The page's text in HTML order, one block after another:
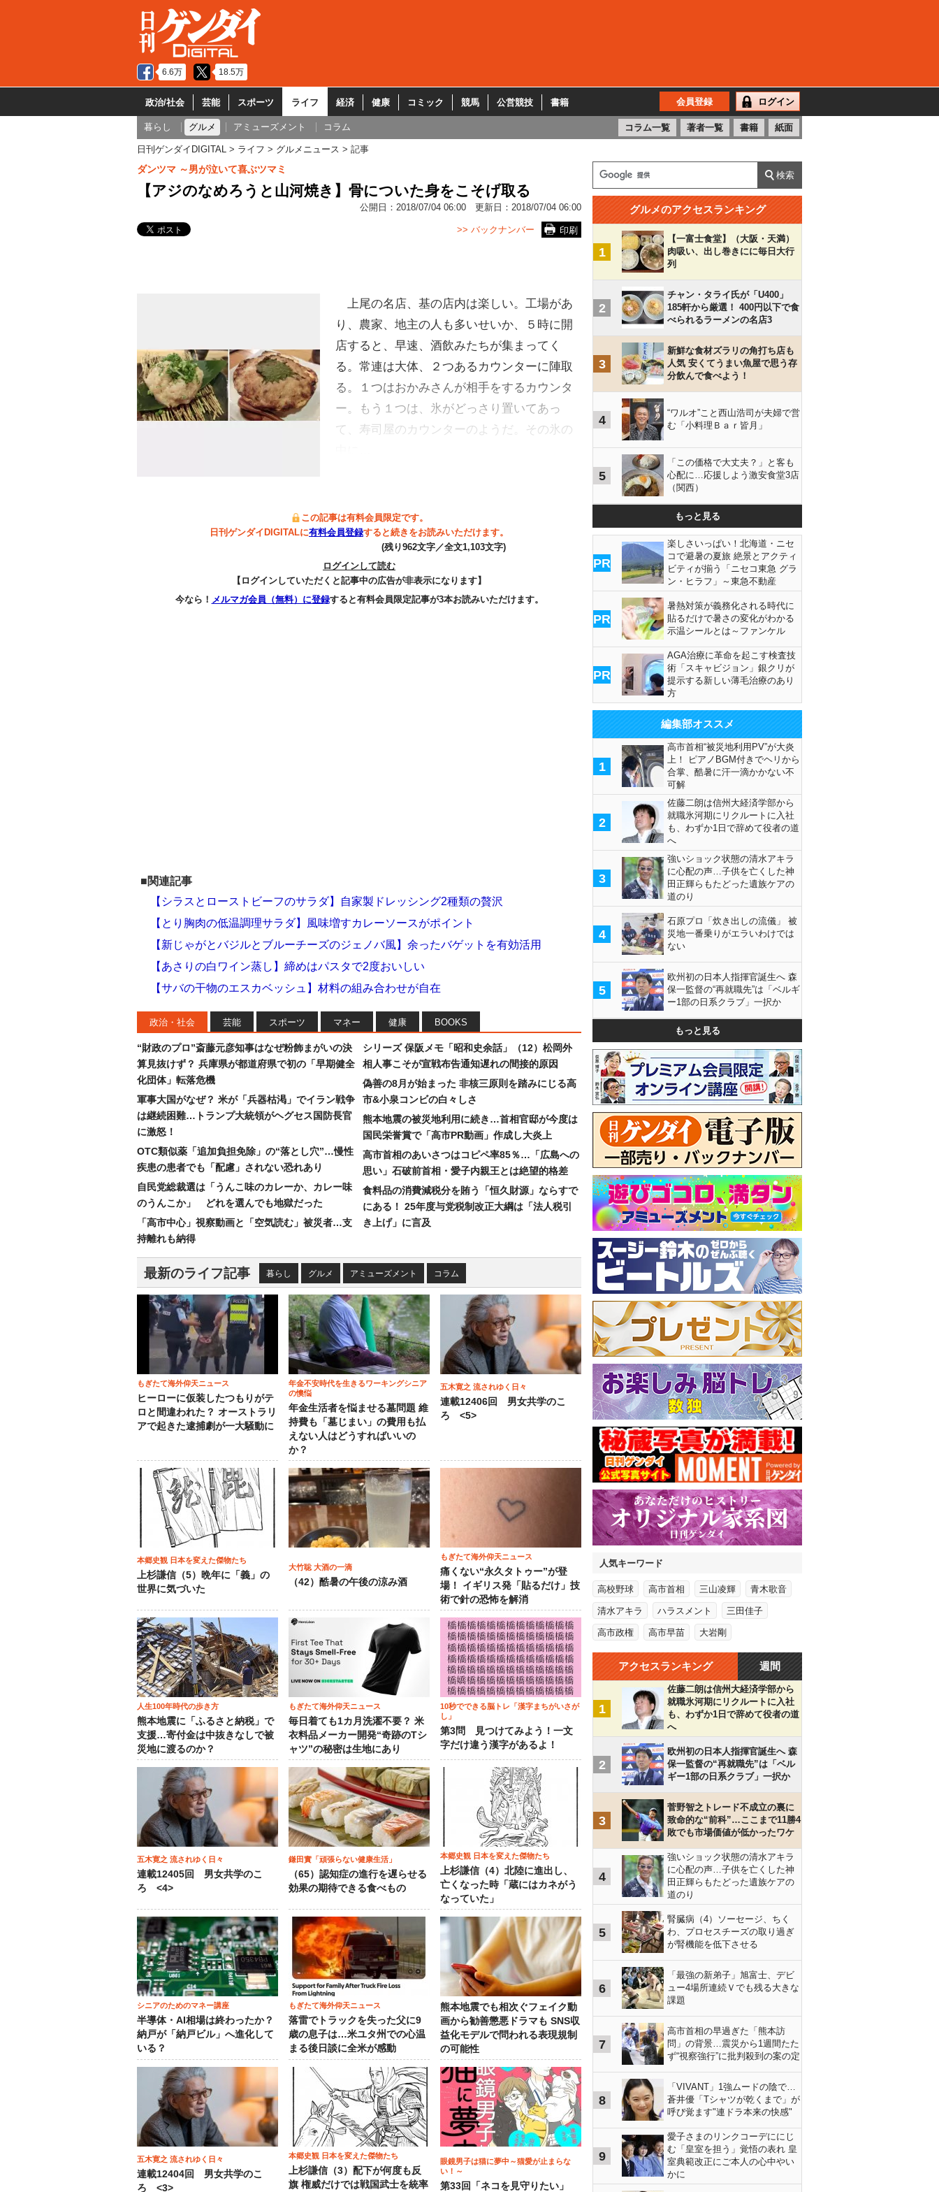
6.6万 18.5万
政治/社会 芸能 スポーツ ライフ 経済 健康 コミック 競馬 公営競技 書籍 会員登録 ログイン
暮らし グルメ アミューズメント コラム コラム一覧 著者一覧 書籍 紙面
日刊ゲンダイDIGITAL ライフ グルメニュース 記事
ダンツマ ～男が泣いて喜ぶツマミ
【アジのなめろうと山河焼き】骨についた身をこそげ取る
公開日： 2018/07/04 06:00 更新日： 2018/07/04 06:00
印刷
>> バックナンバー
上尾の名店、基の店内は楽しい。工場があ
り、農家、地主の人も多いせいか、５時に開
店すると、早速、酒飲みたちが集まってく
る。常連は大体、２つあるカウンターに陣取
る。１つはおかみさんが相手をするカウンタ
ー。もう１つは、氷がどっさり置いてあっ
て、寿司屋のカウンターのようだ。その氷の
この記事は有料会員限定です。
日刊ゲンダイDIGITALに有料会員登録すると続きをお読みいただけます。
(残り962文字／全文1,103文字)
ログインして読む
【ログインしていただくと記事中の広告が非表示になります】
今なら！ メルマガ会員（無料）に登録すると有料会員限定記事が3本お読みいただけます。
■関連記事
【シラスとローストビーフのサラダ】自家製ドレッシング2種類の贅沢
【とり胸肉の低温調理サラダ】風味増すカレーソースがポイント
【新じゃがとバジルとブルーチーズのジェノバ風】余ったバゲットを有効活用
【あさりの白ワイン蒸し】締めはパスタで2度おいしい
【サバの干物のエスカベッシュ】材料の組み合わせが自在
政治・社会 芸能 スポーツ マネー 健康 BOOKS
“財政のプロ”斎藤元彦知事はなぜ粉飾まがいの決
算見抜けず？ 兵庫県が都道府県で初の「早期健全
化団体」転落危機
軍事大国がなぜ？ 米が「兵器枯渇」でイラン戦争
は継続困難…トランプ大統領がヘグセス国防長官
に激怒！
OTC類似薬「追加負担免除」の“落とし穴”…慢性
疾患の患者でも「配慮」されない恐れあり
自民党総裁選は「うんこ味のカレーか、カレー味
のうんこか」 どれを選んでも地獄だった
「高市中心」視察動画と「空気読む」被災者…支
持離れも納得
シリーズ 保阪メモ「昭和史余話」（12）松岡外
相人事こそが宣戦布告通知遅れの間接的原因
偽善の8月が始まった 非核三原則を踏みにじる高
市&小泉コンビの白々しさ
熊本地震の被災地利用に続き…首相官邸が今度は
国民栄誉賞で「高市PR動画」作成し大炎上
高市首相のあいさつはコピペ率85％…「広島への
思い」石破前首相・愛子内親王とは絶望的格差
食料品の消費減税分を賄う「恒久財源」ならすで
にある！ 25年度与党税制改正大綱は「法人税引
き上げ」に言及
最新のライフ記事 暮らし グルメ アミューズメント コラム
もぎたて海外仰天ニュース
ヒーローに仮装したつもりがテ
ロと間違われた？ オーストラリ
アで起きた逮捕劇が一大騒動に
年金不安時代を生きるワーキングシニア
の懊悩
年金生活者を悩ませる墓問題 維
持費も「墓じまい」の費用も払
えない人はどうすればいいの
か？
五木寛之 流されゆく日々
連載12406回 男女共学のこ
ろ <5>
本郷史観 日本を変えた傑物たち
上杉謙信（5）晩年に「義」の
世界に気づいた
大竹聡 大酒の一滴
（42）酷暑の午後の涼み酒
もぎたて海外仰天ニュース
痛くない“永久タトゥー”が登
場！ イギリス発「貼るだけ」技
術で針の恐怖を解消
人生100年時代の歩き方
熊本地震に「ふるさと納税」で
支援…寄付金は中抜きなしで被
災地に渡るのか？
もぎたて海外仰天ニュース
毎日着ても1カ月洗濯不要？ 米
衣料品メーカー開発“奇跡のTシ
ャツ”の秘密は生地にあり
10秒でできる脳トレ「漢字まちがいさが
し」
第3問 見つけてみよう！一文
字だけ違う漢字があるよ！
五木寛之 流されゆく日々
連載12405回 男女共学のこ
ろ <4>
鎌田實「頑張らない健康生活」
（65）認知症の進行を遅らせる
効果の期待できる食べもの
本郷史観 日本を変えた傑物たち
上杉謙信（4）北陸に進出し、
亡くなった時「蔵にはカネがう
なっていた」
シニアのためのマネー講座
半導体・AI相場は終わったか？
納戸が「納戸ビル」へ進化して
いる？
もぎたて海外仰天ニュース
落雷でトラックを失った父に9
歳の息子は…米ユタ州での心温
まる後日談に全米が感動
熊本地震でも相次ぐフェイク動
画から勧善懲悪ドラマも SNS収
益化モデルで問われる表現規制
の可能性
五木寛之 流されゆく日々
連載12404回 男女共学のこ
ろ <3>
本郷史観 日本を変えた傑物たち
上杉謙信（3）配下が何度も反
旗 権威だけでは戦国武士を統率
眼鏡男子は猫に夢中～猫愛が止まらな
い！～
第33回「ネコを見守りたい」
グルメのアクセスランキング
1
【一富士食堂】（大阪・天満）
肉吸い、出し巻きにに毎日大行
列
2
チャン・タライ氏が「U400」
185軒から厳選！ 400円以下で食
べられるラーメンの名店3
3
新鮮な食材ズラリの角打ち店も
人気 安くてうまい魚屋で思う存
分飲んで食べよう！
4
“ワルオ”こと西山浩司が夫婦で営
む「小料理Ｂａｒ皆月」
5
「この価格で大丈夫？」と客も
心配に…応援しよう激安食堂3店
（関西）
もっと見る
PR
楽しさいっぱい！北海道・ニセ
コで避暑の夏旅 絶景とアクティ
ビティが揃う「ニセコ東急 グラ
ン・ヒラフ」～東急不動産
PR
暑熱対策が義務化される時代に
貼るだけで暑さの変化がわかる
示温シールとは～ファンケル
PR
AGA治療に革命を起こす検査技
術「スキャビジョン」銀クリが
提示する新しい薄毛治療のあり
方
編集部オススメ
1
高市首相“被災地利用PV”が大炎
上！ ピアノBGM付きでヘリから
合掌、酷暑に汗一滴かかない不
可解
2
佐藤二朗は信州大経済学部から
就職氷河期にリクルートに入社
も、わずか1日で辞めて役者の道
へ
3
強いショック状態の清水アキラ
に心配の声…子供を亡くした神
田正輝らもたどった遺族ケアの
道のり
4
石原プロ「炊き出しの流儀」 被
災地一番乗りがエラいわけでは
ない
5
欧州初の日本人指揮官誕生へ 森
保一監督の“再就職先”は「ベルギ
ー1部の日系クラブ」一択か
もっと見る
人気キーワード
高校野球 高市首相 三山凌輝 青木歌音
清水アキラ ハラスメント 三田佳子
高市政権 高市早苗 大岩剛
アクセスランキング 週間
1
佐藤二朗は信州大経済学部から
就職氷河期にリクルートに入社
も、わずか1日で辞めて役者の道
へ
2
欧州初の日本人指揮官誕生へ 森
保一監督の“再就職先”は「ベル
ギー1部の日系クラブ」一択か
3
菅野智之トレード不成立の裏に
致命的な“前科”…ここまで11勝4
敗でも市場価値が低かったワケ
4
強いショック状態の清水アキラ
に心配の声…子供を亡くした神
田正輝らもたどった遺族ケアの
道のり
5
腎臓病（4）ソーセージ、ちく
わ、プロセスチーズの取り過ぎ
が腎機能を低下させる
6
「最強の新弟子」旭富士、デビ
ュー4場所連続Ｖでも残る大きな
課題
7
高市首相の早過ぎた「熊本訪
問」の背景…震災から1週間たた
ず“視察強行”に批判殺到の案の定
8
「VIVANT」1強ムードの陰で…
蒼井優「Tシャツが乾くまで」が
呼び覚ます"連ドラ本来の快感"
9
愛子さまのリンクコーデににじ
む「皇室を担う」覚悟の表れ 皇
室典範改正にご本人の心中やい
かに